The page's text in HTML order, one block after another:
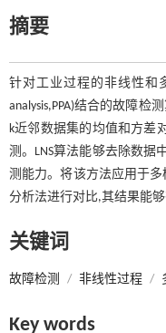
摘要
针对工业过程的非线性和
analysis,PPA)结合的故障检
k近邻数据集的均值和方差
测。LNS算法能够去除数据
测能力。将该方法应用于多
分析法进行对比,其结果能够
关键词
故障检测 / 非线性过程 /
Key words